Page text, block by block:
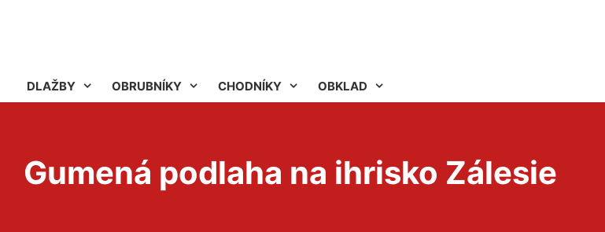
DLAŽBY OBRUBNÍKY CHODNÍKY OBKLAD
Gumená podlaha na ihrisko Zálesie